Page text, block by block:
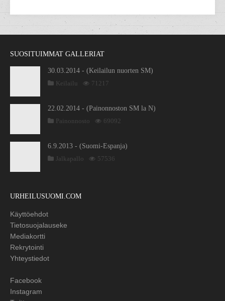
SUOSITUIMMAT GALLERIAT
30.03.2014 - (Keilailun nuorten SM)
Keilailu
71217
22.02.2014 - (Painonnoston SM la N)
Painonnosto
69092
6.9.2013 - (Suomi-Espanja)
Jalkapallo
57536
URHEILUSUOMI.COM
Käyttöehdot
Tietosuojalauseke
Mediakortti
Rekrytointi
Yhteystiedot
Facebook
Instagram